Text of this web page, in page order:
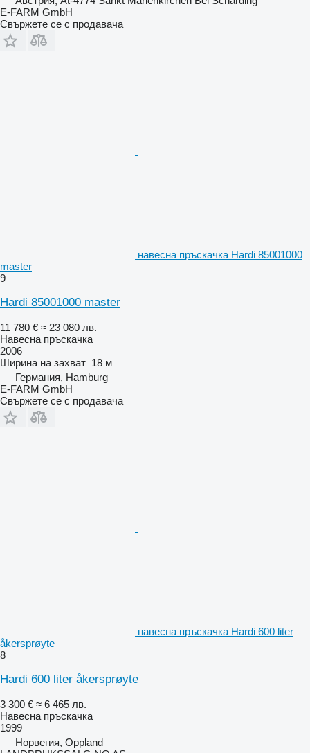
E-FARM GmbH
Свържете се с продавача
навесна пръскачка Hardi 85001000
master
9
Hardi 85001000 master
11 780 € ≈ 23 080 лв.
Навесна пръскачка
2006
Ширина на захват 18 м
Германия, Hamburg
E-FARM GmbH
Свържете се с продавача
навесна пръскачка Hardi 600 liter
åkersprøyte
8
Hardi 600 liter åkersprøyte
3 300 € ≈ 6 465 лв.
Навесна пръскачка
1999
Норвегия, Oppland